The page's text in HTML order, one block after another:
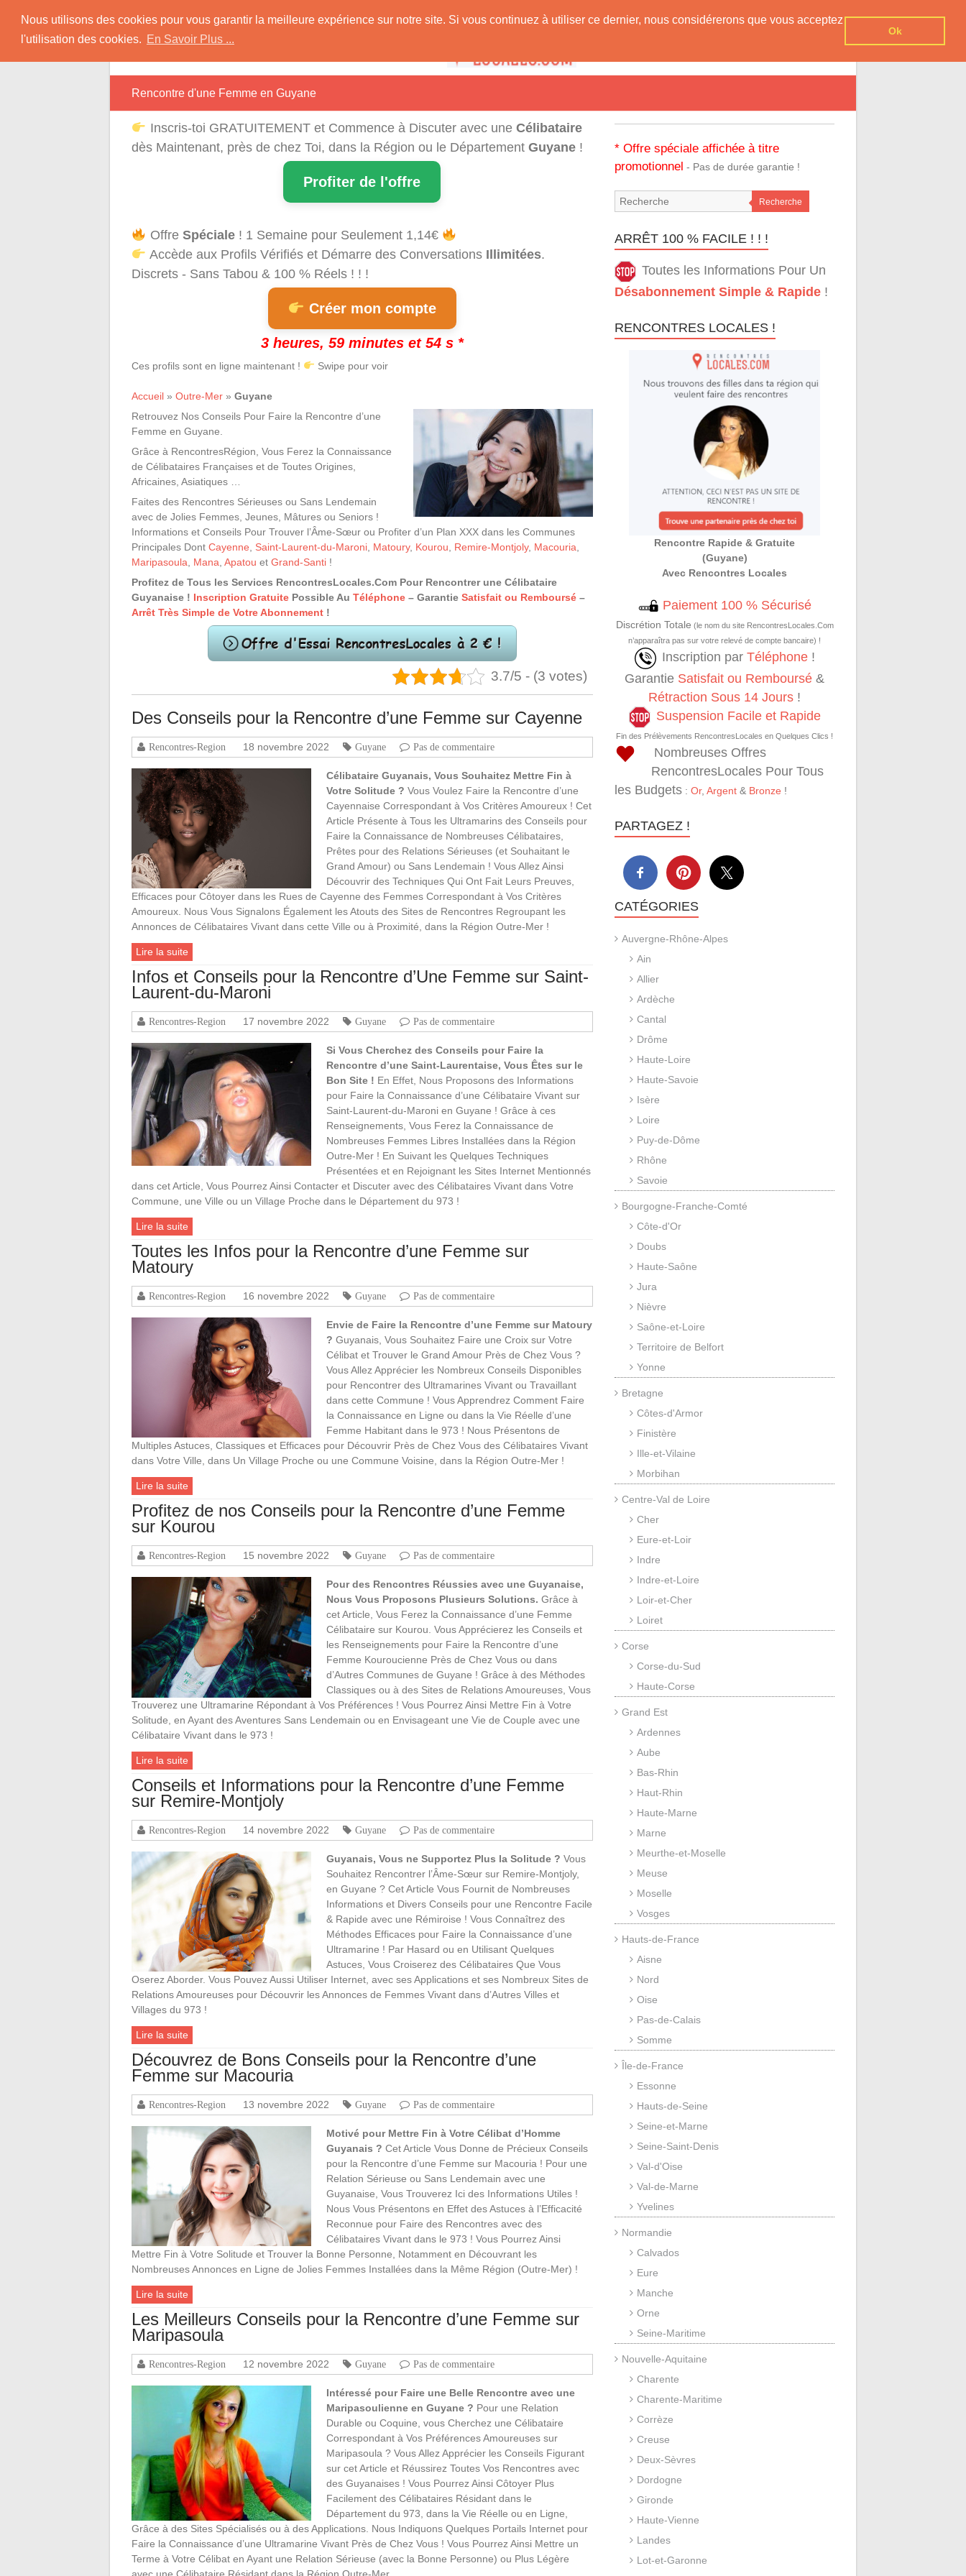
Nous utilisons des cookies pour vous garantir la meilleure expérience sur notre site. Si vous continuez à utiliser ce dernier, nous considérerons que vous acceptez
l'utilisation des cookies. En Savoir Plus ...
Ok
content
Rencontres Région
Rencontrez Une Célibataire Près de chez Vous !
Rencontre d'une Femme en Guyane
Inscris-toi GRATUITEMENT et Commence à Discuter avec une Célibataire
dès Maintenant, près de chez Toi, dans la Région ou le Département Guyane !
Profiter de l'offre
Offre Spéciale! 1 Semaine pour Seulement 1,14€
Accède aux Profils Vérifiés et Démarre des Conversations Illimitées.
Discrets - Sans Tabou & 100 % Réels ! ! !
Créer mon compte
3 heures, 59 minutes et 53 s *
Ces profils sont en ligne maintenant ! Swipe pour voir
Accueil » Outre-Mer » Guyane
Retrouvez Nos Conseils Pour Faire la Rencontre d’une
Femme en Guyane.
Grâce à RencontresRégion, Vous Ferez la Connaissance
de Célibataires Françaises et de Toutes Origines,
Africaines, Asiatiques …
Faites des Rencontres Sérieuses ou Sans Lendemain
avec de Jolies Femmes, Jeunes, Mâtures ou Seniors !
Informations et Conseils Pour Trouver l’Âme-Sœur ou Profiter d’un Plan XXX dans les Communes
Principales Dont Cayenne Saint-Laurent-du-Maroni Matoury, Kourou Remire-Montjoly, Macouria
Maripasoula
Mana Apatou et Grand-Santi !
Profitez de Tous les Services RencontresLocales.Com Pour Rencontrer une Célibataire
Guyanaise ! Inscription Gratuite Possible Au Téléphone – Garantie Satisfait ou Remboursé –
Arrêt Très Simple de Votre Abonnement !
3.7/5 - (3 votes)
Des Conseils pour la Rencontre d’une Femme sur Cayenne
Rencontres-Region 18 novembre 2022 Guyane Pas de commentaire
Célibataire Guyanais, Vous Souhaitez Mettre Fin à
Votre Solitude ? Vous Voulez Faire la Rencontre d’une
Cayennaise Correspondant à Vos Critères Amoureux ! Cet
Article Présente à Tous les Ultramarins des Conseils pour
Faire la Connaissance de Nombreuses Célibataires,
Prêtes pour des Relations Sérieuses (et Souhaitant le
Grand Amour) ou Sans Lendemain ! Vous Allez Ainsi
Découvrir des Techniques Qui Ont Fait Leurs Preuves,
Efficaces pour Côtoyer dans les Rues de Cayenne des Femmes Correspondant à Vos Critères
Amoureux. Nous Vous Signalons Également les Atouts des Sites de Rencontres Regroupant les
Annonces de Célibataires Vivant dans cette Ville ou à Proximité, dans la Région Outre-Mer !
Lire la suite
Infos et Conseils pour la Rencontre d’Une Femme sur Saint-
Laurent-du-Maroni
Rencontres-Region 17 novembre 2022 Guyane Pas de commentaire
Si Vous Cherchez des Conseils pour Faire la
Rencontre d’une Saint-Laurentaise, Vous Êtes sur le
Bon Site ! En Effet, Nous Proposons des Informations
pour Faire la Connaissance d’une Célibataire Vivant sur
Saint-Laurent-du-Maroni en Guyane ! Grâce à ces
Renseignements, Vous Ferez la Connaissance de
Nombreuses Femmes Libres Installées dans la Région
Outre-Mer ! En Suivant les Quelques Techniques
Présentées et en Rejoignant les Sites Internet Mentionnés
dans cet Article, Vous Pourrez Ainsi Contacter et Discuter avec des Célibataires Vivant dans Votre
Commune, une Ville ou un Village Proche dans le Département du 973 !
Lire la suite
Toutes les Infos pour la Rencontre d’une Femme sur
Matoury
Rencontres-Region 16 novembre 2022 Guyane Pas de commentaire
Envie de Faire la Rencontre d’une Femme sur Matoury
? Guyanais, Vous Souhaitez Faire une Croix sur Votre
Célibat et Trouver le Grand Amour Près de Chez Vous ?
Vous Allez Apprécier les Nombreux Conseils Disponibles
pour Rencontrer des Ultramarines Vivant ou Travaillant
dans cette Commune ! Vous Apprendrez Comment Faire
la Connaissance en Ligne ou dans la Vie Réelle d’une
Femme Habitant dans le 973 ! Nous Présentons de
Multiples Astuces, Classiques et Efficaces pour Découvrir Près de Chez Vous des Célibataires Vivant
dans Votre Ville, dans Un Village Proche ou une Commune Voisine, dans la Région Outre-Mer !
Lire la suite
Profitez de nos Conseils pour la Rencontre d’une Femme
sur Kourou
Rencontres-Region 15 novembre 2022 Guyane Pas de commentaire
Pour des Rencontres Réussies avec une Guyanaise,
Nous Vous Proposons Plusieurs Solutions. Grâce à
cet Article, Vous Ferez la Connaissance d’une Femme
Célibataire sur Kourou. Vous Apprécierez les Conseils et
les Renseignements pour Faire la Rencontre d’une
Femme Kouroucienne Près de Chez Vous ou dans
d’Autres Communes de Guyane ! Grâce à des Méthodes
Classiques ou à des Sites de Relations Amoureuses, Vous
Trouverez une Ultramarine Répondant à Vos Préférences ! Vous Pourrez Ainsi Mettre Fin à Votre
Solitude, en Ayant des Aventures Sans Lendemain ou en Envisageant une Vie de Couple avec une
Célibataire Vivant dans le 973 !
Lire la suite
Conseils et Informations pour la Rencontre d’une Femme
sur Remire-Montjoly
Rencontres-Region 14 novembre 2022 Guyane Pas de commentaire
Guyanais, Vous ne Supportez Plus la Solitude ? Vous
Souhaitez Rencontrer l’Âme-Sœur sur Remire-Montjoly,
en Guyane ? Cet Article Vous Fournit de Nombreuses
Informations et Divers Conseils pour une Rencontre Facile
& Rapide avec une Rémiroise ! Vous Connaîtrez des
Méthodes Efficaces pour Faire la Connaissance d’une
Ultramarine ! Par Hasard ou en Utilisant Quelques
Astuces, Vous Croiserez des Célibataires Que Vous
Oserez Aborder. Vous Pouvez Aussi Utiliser Internet, avec ses Applications et ses Nombreux Sites de
Relations Amoureuses pour Découvrir les Annonces de Femmes Vivant dans d’Autres Villes et
Villages du 973 !
Lire la suite
Découvrez de Bons Conseils pour la Rencontre d’une
Femme sur Macouria
Rencontres-Region 13 novembre 2022 Guyane Pas de commentaire
Motivé pour Mettre Fin à Votre Célibat d’Homme
Guyanais ? Cet Article Vous Donne de Précieux Conseils
pour la Rencontre d’une Femme sur Macouria ! Pour une
Relation Sérieuse ou Sans Lendemain avec une
Guyanaise, Vous Trouverez Ici des Informations Utiles !
Nous Vous Présentons en Effet des Astuces à l’Efficacité
Reconnue pour Faire des Rencontres avec des
Célibataires Vivant dans le 973 ! Vous Pourrez Ainsi
Mettre Fin à Votre Solitude et Trouver la Bonne Personne, Notamment en Découvrant les
Nombreuses Annonces en Ligne de Jolies Femmes Installées dans la Même Région (Outre-Mer) !
Lire la suite
Les Meilleurs Conseils pour la Rencontre d’une Femme sur
Maripasoula
Rencontres-Region 12 novembre 2022 Guyane Pas de commentaire
Intéressé pour Faire une Belle Rencontre avec une
Maripasoulienne en Guyane ? Pour une Relation
Durable ou Coquine, vous Cherchez une Célibataire
Correspondant à Vos Préférences Amoureuses sur
Maripasoula ? Vous Allez Apprécier les Conseils Figurant
sur cet Article et Réussirez Toutes Vos Rencontres avec
des Guyanaises ! Vous Pourrez Ainsi Côtoyer Plus
Facilement des Célibataires Résidant dans le
Département du 973, dans la Vie Réelle ou en Ligne,
Grâce à des Sites Spécialisés ou à des Applications. Nous Indiquons Quelques Portails Internet pour
Faire la Connaissance d’une Ultramarine Vivant Près de Chez Vous ! Vous Pourrez Ainsi Mettre un
Terme à Votre Célibat en Ayant une Relation Sérieuse (avec la Bonne Personne) ou Plus Légère
avec une Célibataire Résidant dans la Région Outre-Mer.
* Offre spéciale affichée à titre
promotionnel - Pas de durée garantie !
Recherche
ARRÊT 100 % FACILE ! ! !
Toutes les Informations Pour Un
Désabonnement Simple & Rapide !
RENCONTRES LOCALES !
Rencontre Rapide & Gratuite
(Guyane)
Avec Rencontres Locales
Paiement 100 % Sécurisé
Discrétion Totale (le nom du site RencontresLocales.Com
n’apparaîtra pas sur votre relevé de compte bancaire) !
Inscription par Téléphone!
Garantie Satisfait ou Remboursé &
Rétraction Sous 14 Jours !
Suspension Facile et Rapide
Fin des Prélèvements RencontresLocales en Quelques Clics !
Nombreuses Offres
RencontresLocales Pour Tous
les Budgets :Or,Argent & Bronze !
PARTAGEZ !
CATÉGORIES
Auvergne-Rhône-Alpes
Ain
Allier
Ardèche
Cantal
Drôme
Haute-Loire
Haute-Savoie
Isère
Loire
Puy-de-Dôme
Rhône
Savoie
Bourgogne-Franche-Comté
Côte-d'Or
Doubs
Haute-Saône
Jura
Nièvre
Saône-et-Loire
Territoire de Belfort
Yonne
Bretagne
Côtes-d'Armor
Finistère
Ille-et-Vilaine
Morbihan
Centre-Val de Loire
Cher
Eure-et-Loir
Indre
Indre-et-Loire
Loir-et-Cher
Loiret
Corse
Corse-du-Sud
Haute-Corse
Grand Est
Ardennes
Aube
Bas-Rhin
Haut-Rhin
Haute-Marne
Marne
Meurthe-et-Moselle
Meuse
Moselle
Vosges
Hauts-de-France
Aisne
Nord
Oise
Pas-de-Calais
Somme
Île-de-France
Essonne
Hauts-de-Seine
Seine-et-Marne
Seine-Saint-Denis
Val-d'Oise
Val-de-Marne
Yvelines
Normandie
Calvados
Eure
Manche
Orne
Seine-Maritime
Nouvelle-Aquitaine
Charente
Charente-Maritime
Corrèze
Creuse
Deux-Sèvres
Dordogne
Gironde
Haute-Vienne
Landes
Lot-et-Garonne